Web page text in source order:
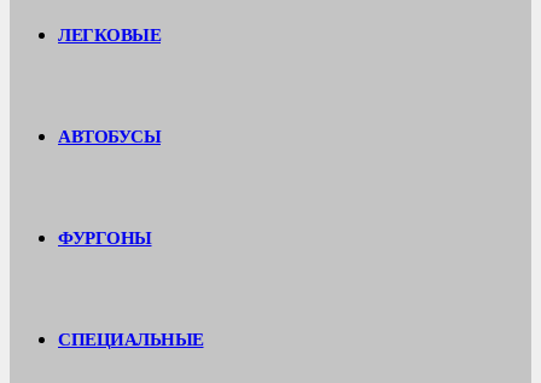
ЛЕГКОВЫЕ
АВТОБУСЫ
ФУРГОНЫ
СПЕЦИАЛЬНЫЕ